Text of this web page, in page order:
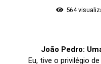
564
João Pedro:
Eu, tive o privilégio